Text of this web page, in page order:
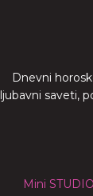
Dnevni
ljubavni saveti,
Mini